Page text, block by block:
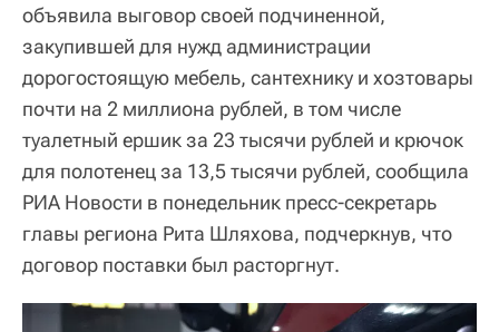
объявила выговор своей подчиненной,
закупившей для нужд администрации
дорогостоящую мебель, сантехнику и хозтовары
почти на 2 миллиона рублей, в том числе
туалетный ершик за 23 тысячи рублей и крючок
для полотенец за 13,5 тысячи рублей, сообщила
РИА Новости в понедельник пресс-секретарь
главы региона Рита Шляхова, подчеркнув, что
договор поставки был расторгнут.